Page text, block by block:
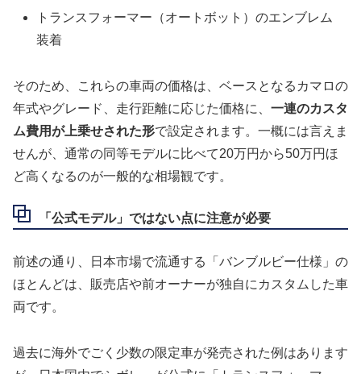
トランスフォーマー（オートボット）のエンブレム
装着
そのため、これらの車両の価格は、ベースとなるカマロの
年式やグレード、走行距離に応じた価格に、 一連のカスタ
ム費用が上乗せされた形で設定されます。一概には言えま
せんが、通常の同等モデルに比べて20万円から50万円ほ
ど高くなるのが一般的な相場観です。
「公式モデル」ではない点に注意が必要
前述の通り、日本市場で流通する「バンブルビー仕様」の
ほとんどは、販売店や前オーナーが独自にカスタムした車
両です。
過去に海外でごく少数の限定車が発売された例はあります